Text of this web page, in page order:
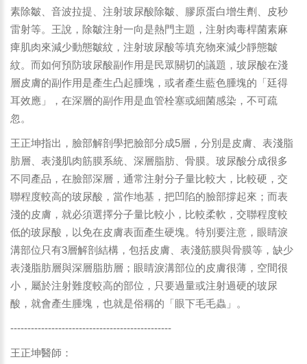
素除皺、音波拉提、注射玻尿酸除皺、膠原蛋白增生劑、皮秒
雷射等。王說，除皺注射一向是熱門主題，注射肉毒桿菌素麻
痺肌肉來減少動態皺紋，注射玻尿酸等填充物來減少靜態皺
紋。而如何預防玻尿酸副作用是民眾關切的議題，玻尿酸在淺
層皮膚的副作用是產生凸起腫塊，或者產生藍色腫塊的「廷得
耳效應」，在深層的副作用是血管栓塞或細菌感染，不可疏
忽。
王正坤指出，臉部解剖學把臉部分成5層，分別是皮膚、表淺脂
肪層、表淺肌肉筋膜系統、深層脂肪、骨膜。玻尿酸分成很多
不同產品，在臉部深層，通常注射分子量比較大，比較硬，交
聯程度較高的玻尿酸，當作地基，把凹陷的臉部撐起來；而表
淺的皮膚，就必須選擇分子量比較小，比較柔軟，交聯程度較
低的玻尿酸，以免在皮膚表面產生硬塊。特別要注意，眼睛淚
溝部位只有3層解剖結構，包括皮膚、表淺筋膜與骨膜等，缺少
表淺脂肪層與深層脂肪層；眼睛淚溝部位的皮膚很薄，空間很
小，屬於注射難度較高的部位，只要過量或注射過硬的玻尿
酸，就會產生腫塊，也就是俗稱的「眼下毛毛蟲」。
-----------------------------------------------
王正坤醫師：